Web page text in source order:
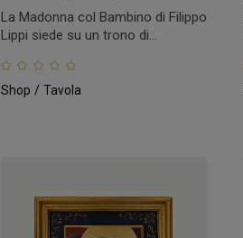
La Madonna col Bambino di Filippo
Lippi siede su un trono di...
Shop Tavola